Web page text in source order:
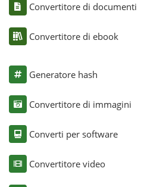
Convertitore di documenti
Convertitore di ebook
Generatore hash
Convertitore di immagini
Converti per software
Convertitore video